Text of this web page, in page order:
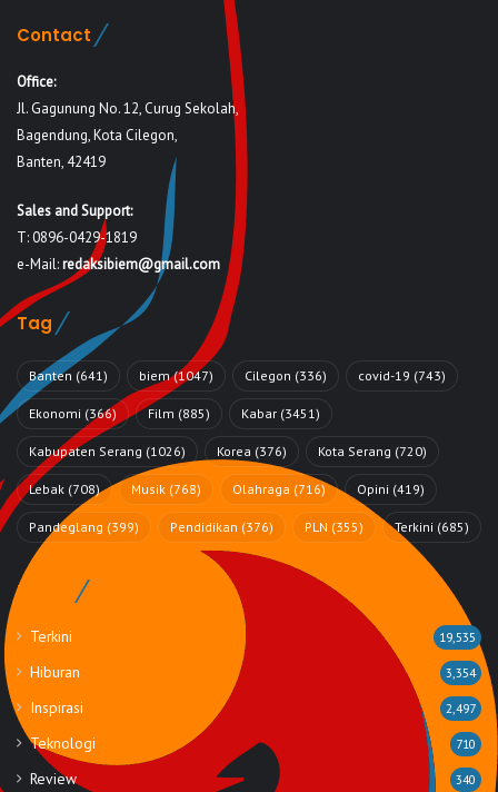
Contact
Office:
Jl. Gagunung No. 12, Curug Sekolah,
Bagendung, Kota Cilegon,
Banten, 42419
Sales and Support:
T: 0896-0429-1819
e-Mail:redaksibiem@gmail.com
Tag
Banten (641) biem(1047) Cilegon (336) covid-19 (743)
Ekonomi (366) Film (885) Kabar (3451)
Kabupaten Serang (1026) Korea (376) Kota Serang (720)
Lebak (708) Musik (768) Olahraga (716) Opini (419)
Pandeglang (399) Pendidikan (376) PLN (355) Terkini (685)
Rubrik
Terkini 19,535
Hiburan 3,354
Inspirasi 2,497
Teknologi 710
Review 340